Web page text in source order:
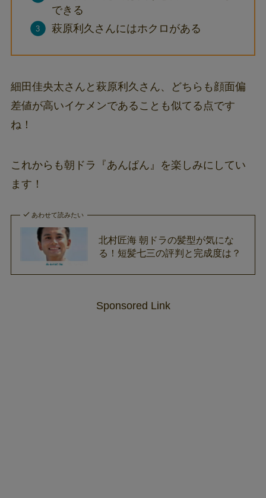
できる
萩原利久さんにはホクロがある
細田佳央太さんと萩原利久さん、どちらも顔面偏
差値が高いイケメンであることも似てる点です
ね！
これからも朝ドラ『あんぱん』を楽しみにしてい
ます！
あわせて読みたい
北村匠海 朝ドラの髪型が気にな
る！短髪七三の評判と完成度は？
Sponsored Link